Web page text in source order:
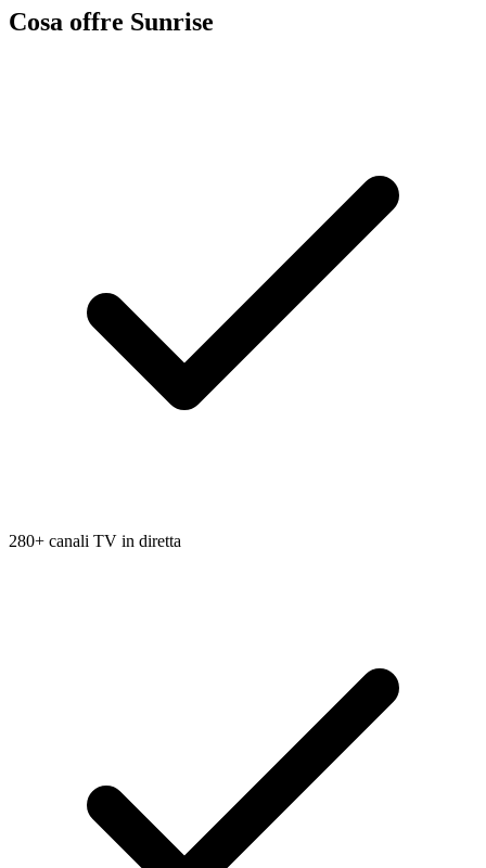
Cosa offre Sunrise
280+ canali TV in diretta